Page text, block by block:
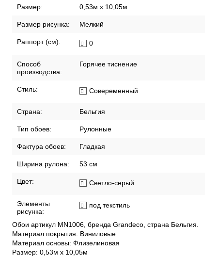
Размер: 0,53м x 10,05м
Размер рисунка: Мелкий
Раппорт (см): 0
Способ
производства:
Горячее тиснение
Стиль: Совеременный
Страна: Бельгия
Тип обоев: Рулонные
Фактура обоев: Гладкая
Ширина рулона: 53 см
Цвет: Светло-серый
Элементы
рисунка:
под текстиль
Обои артикул MN1006, бренда Grandeco, страна Бельгия.
Материал покрытия: Виниловые
Материал основы: Флизелиновая
Размер: 0,53м x 10,05м